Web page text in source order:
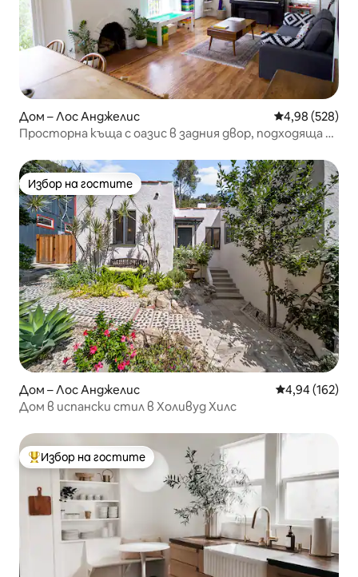
Дом – Лос Анджелис Средна
4,98 (528)
Просторна къща с оазис в задния двор, подходяща за
Избор на гостите
Избор на гостите
Дом – Лос Анджелис Средна
4,94 (162)
Дом в испански стил в Холивуд Хилс
Най-популярен избор на гостите
Избор на гостите